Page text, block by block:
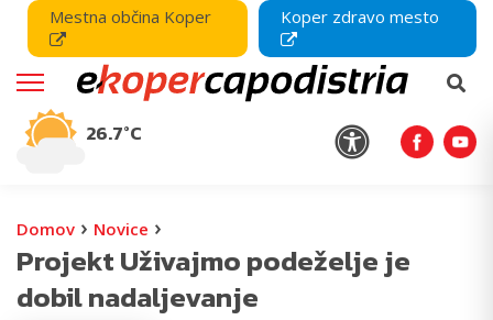
Mestna občina Koper Koper zdravo mesto
26.7°C
Domov › Novice ›
Projekt Uživajmo podeželje je
dobil nadaljevanje